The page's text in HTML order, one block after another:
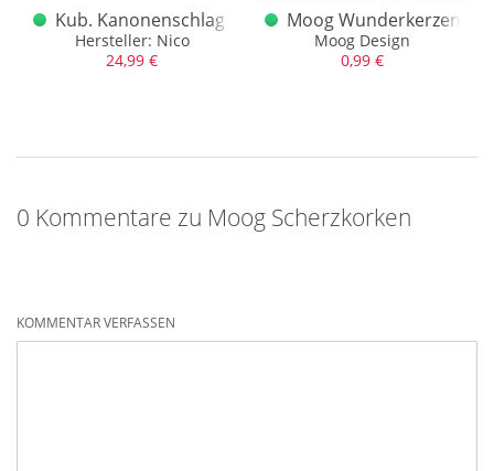
Kub. Kanonenschlag A Moog Nico
Hersteller: Nico
24,99 €
Moog Wunderkerzen
Moog Design
0,99 €
0 Kommentare zu Moog Scherzkorken
KOMMENTAR VERFASSEN